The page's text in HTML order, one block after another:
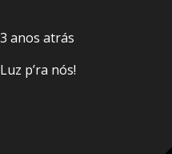
3 anos atrás
Luz p’ra nós!